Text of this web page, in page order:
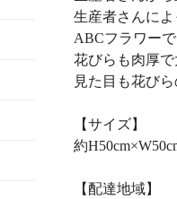
生産者さんに
ABCフラワー
花びらも肉厚
見た目も花び
【サイズ】
約
【配達地域】